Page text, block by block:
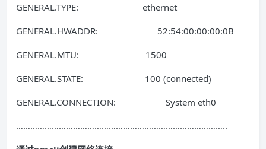
GENERAL.TYPE: ethernet
GENERAL.HWADDR: 52:54:00:00:00:0B
GENERAL.MTU: 1500
GENERAL.STATE: 100 (connected)
GENERAL.CONNECTION: System eth0
……………………………………………………………………………..